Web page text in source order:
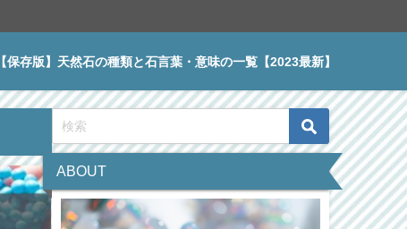
【保存版】天然石の種類と石言葉・意味の一覧【2023最新】
ABOUT